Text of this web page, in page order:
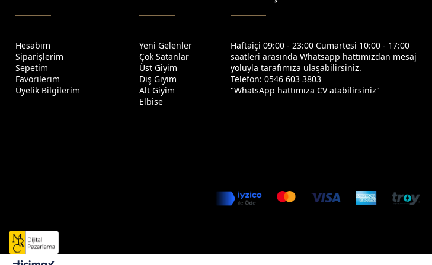
Hesabım
Siparişlerim
Sepetim
Favorilerim
Üyelik Bilgilerim
Yeni Gelenler
Çok Satanlar
Üst Giyim
Dış Giyim
Alt Giyim
Elbise
Haftaiçi 09:00 - 23:00 Cumartesi 10:00 - 17:00
saatleri arasında Whatsapp hattımızdan mesaj
yoluyla tarafımıza ulaşabilirsiniz.
Telefon: 0546 603 3803
"WhatsApp hattımıza CV atabilirsiniz"